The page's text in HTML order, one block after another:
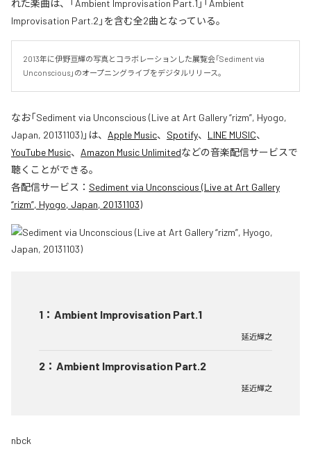
れた楽曲は、「Ambient Improvisation Part.1」「Ambient
Improvisation Part.2」を含む全2曲となっている。
2013年に伊野亘輝の写真とコラボレーションした展覧会「Sediment via
Unconscious」のオープニングライブをデジタルリリース。
なお「Sediment via Unconscious (Live at Art Gallery “rizm”, Hyogo,
Japan, 20131103)」は、 Apple Music、 Spotify、 LINE MUSIC、
YouTube Music、 Amazon Music Unlimitedなどの音楽配信サービスで
聴くことができる。
各配信サービス： Sediment via Unconscious (Live at Art Gallery
“rizm”, Hyogo, Japan, 20131103)
1 ： Ambient Improvisation Part.1
延近輝之
2 ： Ambient Improvisation Part.2
延近輝之
nbck